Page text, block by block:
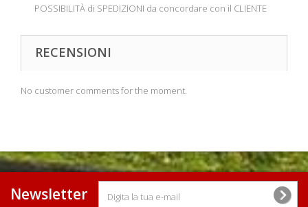
POSSIBILITÀ di SPEDIZIONI da concordare con il CLIENTE
RECENSIONI
No customer comments for the moment.
Newsletter